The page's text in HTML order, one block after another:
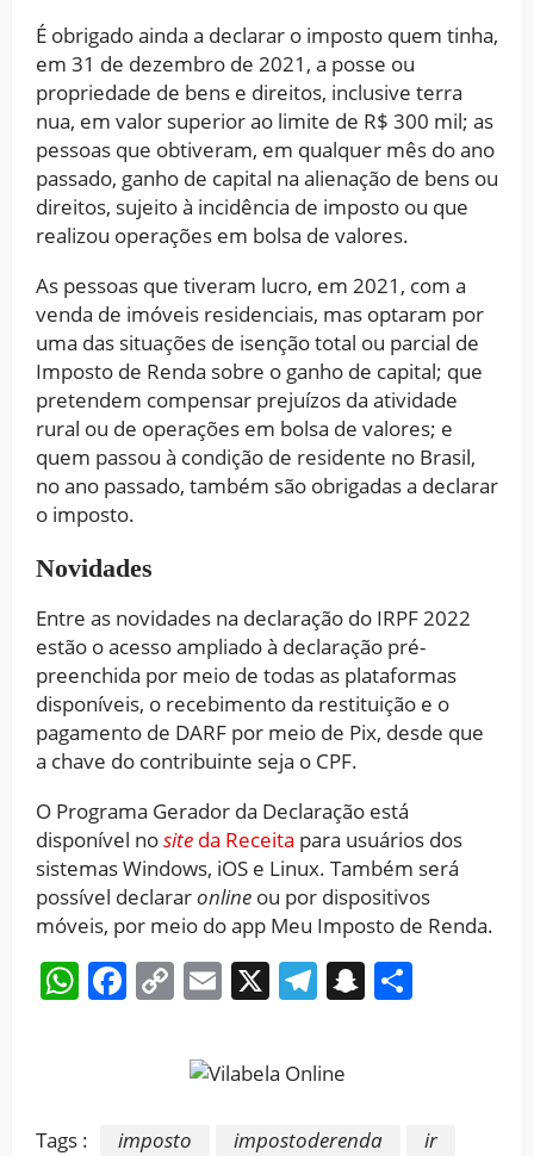
É obrigado ainda a declarar o imposto quem tinha,
em 31 de dezembro de 2021, a posse ou
propriedade de bens e direitos, inclusive terra
nua, em valor superior ao limite de R$ 300 mil; as
pessoas que obtiveram, em qualquer mês do ano
passado, ganho de capital na alienação de bens ou
direitos, sujeito à incidência de imposto ou que
realizou operações em bolsa de valores.
As pessoas que tiveram lucro, em 2021, com a
venda de imóveis residenciais, mas optaram por
uma das situações de isenção total ou parcial de
Imposto de Renda sobre o ganho de capital; que
pretendem compensar prejuízos da atividade
rural ou de operações em bolsa de valores; e
quem passou à condição de residente no Brasil,
no ano passado, também são obrigadas a declarar
o imposto.
Novidades
Entre as novidades na declaração do IRPF 2022
estão o acesso ampliado à declaração pré-
preenchida por meio de todas as plataformas
disponíveis, o recebimento da restituição e o
pagamento de DARF por meio de Pix, desde que
a chave do contribuinte seja o CPF.
O Programa Gerador da Declaração está
disponível nosite da Receita para usuários dos
sistemas Windows, iOS e Linux. Também será
possível declararonline ou por dispositivos
móveis, por meio do app Meu Imposto de Renda.
WhatsApp
Facebook
CopyEmail
X Telegram
Snapchat
Tags : imposto impostoderenda
ir